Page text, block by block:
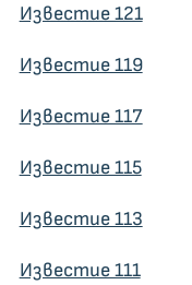
Известие 121
Известие 119
Известие 117
Известие 115
Известие 113
Известие 111